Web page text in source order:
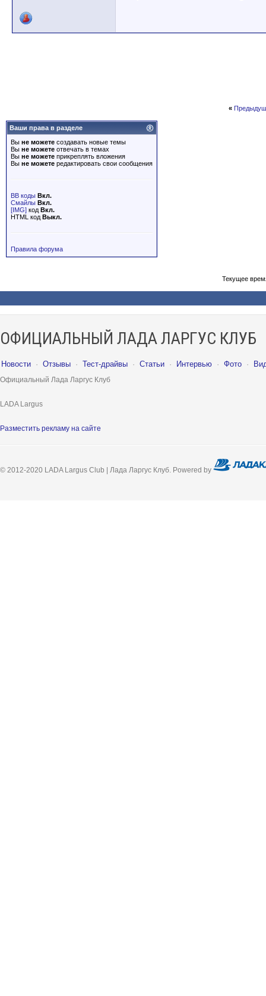
«
Ваши права в разделе
Вы не можете создавать новые темы
Вы не можете отвечать в темах
Вы не можете прикреплять вложения
Вы не можете редактировать свои сообщения
BB коды Вкл.
Смайлы Вкл.
[IMG] код Вкл.
HTML код Выкл.
Правила форума
Текущее
ОФИЦИАЛЬНЫЙ ЛАДА ЛАРГУС КЛУБ
Новости · Отзывы · Тест-драйвы · Статьи · Интервью · Фото ·
Официальный Лада Ларгус Клуб
LADA Largus
Разместить рекламу на сайте
© 2012-2020 LADA Largus Club | Лада Ларгус Клуб. Powered by